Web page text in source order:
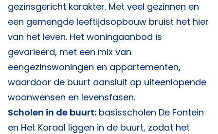
gezinsgericht karakter. Met veel gezinnen en
een gemengde leeftijdsopbouw bruist het hier
van het leven. Het woningaanbod is
gevarieerd, met een mix van
eengezinswoningen en appartementen,
waardoor de buurt aansluit op uiteenlopende
woonwensen en levensfasen.
Scholen in de buurt: basisscholen De Fontein
en Het Koraal liggen in de buurt, zodat het